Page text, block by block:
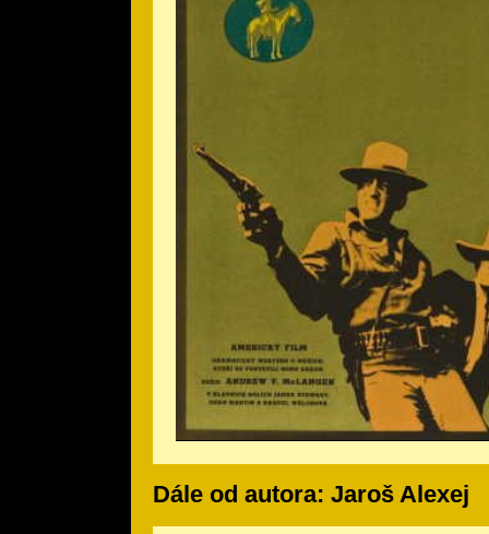
Dále od autora: Jaroš Alexej